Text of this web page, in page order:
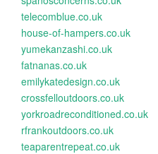
telecomblue.co.uk
house-of-hampers.co.uk
yumekanzashi.co.uk
fatnanas.co.uk
emilykatedesign.co.uk
crossfelloutdoors.co.uk
yorkroadreconditioned.co.uk
rfrankoutdoors.co.uk
teaparentrepeat.co.uk